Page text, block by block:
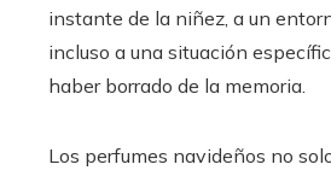
instante de la niñez, a un
incluso a una situación
haber borrado de la memoria.
Los perfumes navideños no